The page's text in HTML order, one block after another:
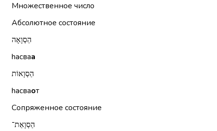
Множественное число
Абсолютное состояние
הַסְוָאָה
hасваа
הַסְוָאוֹת
hасваот
Сопряженное состояние
הַסְוָאַת־